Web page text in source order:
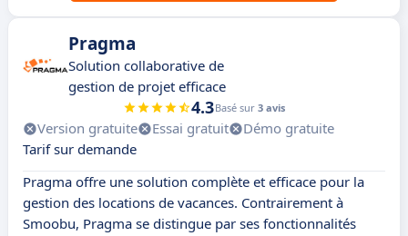
Pragma
Solution collaborative de
gestion de projet efficace
4.3Basé sur 3 avis
Version gratuite Essai gratuit
Démo gratuite
Tarif sur demande
Pragma offre une solution complète et efficace pour la
gestion des locations de vacances. Contrairement à
Smoobu, Pragma se distingue par ses fonctionnalités